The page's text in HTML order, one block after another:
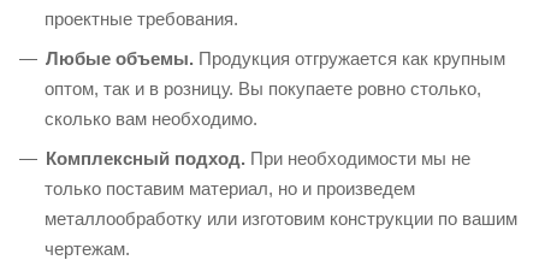
проектные требования.
Любые объемы. Продукция отгружается как крупным
оптом, так и в розницу. Вы покупаете ровно столько,
сколько вам необходимо.
Комплексный подход. При необходимости мы не
только поставим материал, но и произведем
металлообработку или изготовим конструкции по вашим
чертежам.